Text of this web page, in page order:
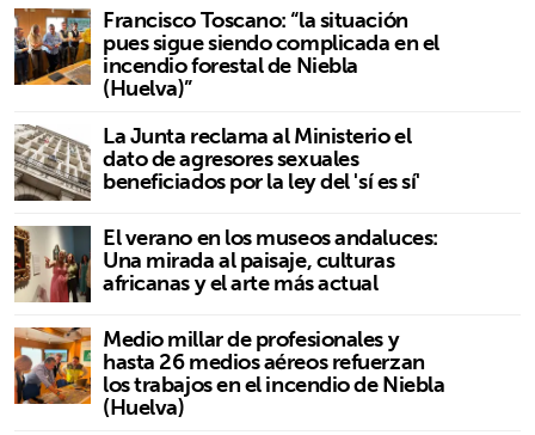
Francisco Toscano: “la situación
pues sigue siendo complicada en el
incendio forestal de Niebla
(Huelva)”
La Junta reclama al Ministerio el
dato de agresores sexuales
beneficiados por la ley del 'sí es sí'
El verano en los museos andaluces:
Una mirada al paisaje, culturas
africanas y el arte más actual
Medio millar de profesionales y
hasta 26 medios aéreos refuerzan
los trabajos en el incendio de Niebla
(Huelva)